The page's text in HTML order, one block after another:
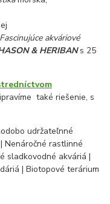
Fascinujúce akváriové
& HERIBANs 25
také riešenie, s
udržateľnné
Nenáročné rastlinné
sladkovodné akváriá |
| Biotopové terárium